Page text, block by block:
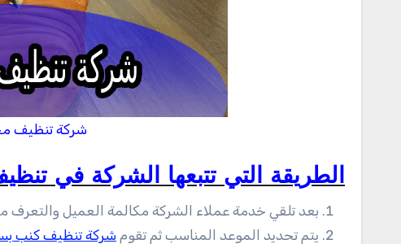
شركة تنظيف
الطريقة التي تتبعها الشركة في
بعد تلقي خدمة عملاء الشركة مكالمة العميل
يتم تحديد الموعد المناسب ثم تقوم شركة تنظيف كنب